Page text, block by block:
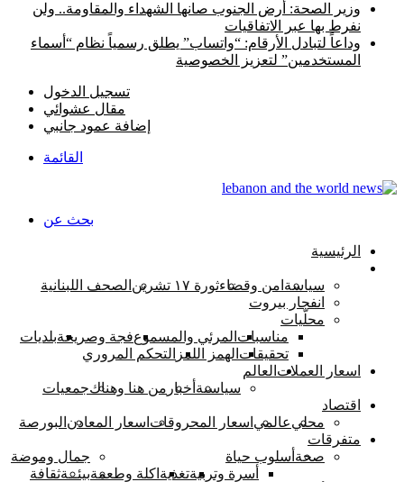
وزير الصحة: أرض الجنوب صانها الشهداء والمقاومة.. ولن
نفرط بها عبر الاتفاقيات
وداعاً لتبادل الأرقام: “واتساب” يطلق رسمياً نظام “أسماء
المستخدمين” لتعزيز الخصوصية
تسجيل الدخول
مقال عشوائي
إضافة عمود جانبي
القائمة
بحث عن
الرئيسية
سياسة امن وقضاءثورة ١٧ تشرين
الصحف اللبنانية
انفجار بيروت
محلّيات
مناسبات المرئي والمسموعفجة وصريحةبلديات
تحقيقات الهمز اللمز التحكم المروري
اسعار العملات العالم
سياسىة أخبار من هنا وهناكجمعيات
اقتصاد
محليعالمي اسعار المحروقات اسعار المعادن البورصة
متفرقات
صحة أسلوب حياة
أسرة وتربيةتغذية اكلة وطعمة
جمال وموضة
بيئــةثقافة